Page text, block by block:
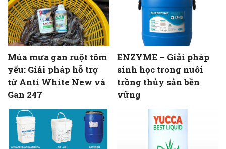
Mùa mưa gan ruột tôm
yếu: Giải pháp hỗ trợ
từ Anti White New và
Gan 247
ENZYME – Giải pháp
sinh học trong nuôi
trồng thủy sản bền
vững